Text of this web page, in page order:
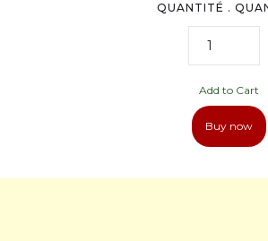
QUANTITÉ .
Buy now